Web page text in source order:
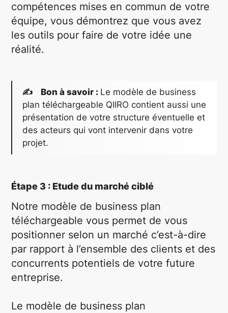
compétences mises en commun de votre
équipe, vous démontrez que vous avez
les outils pour faire de votre idée une
réalité.
✍ Bon à savoir : Le modèle de business
plan téléchargeable QIIRO contient aussi une
présentation de votre structure éventuelle et
des acteurs qui vont intervenir dans votre
projet.
Étape 3 : Etude du marché ciblé
Notre modèle de business plan
téléchargeable vous permet de vous
positionner selon un marché c’est-à-dire
par rapport à l’ensemble des clients et des
concurrents potentiels de votre future
entreprise.
Le modèle de business plan